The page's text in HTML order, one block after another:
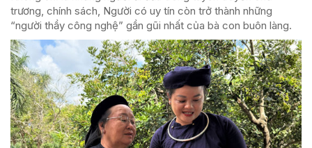
trương, chính sách, Người có uy tín còn trở thành những
“người thầy công nghệ” gần gũi nhất của bà con buôn làng.